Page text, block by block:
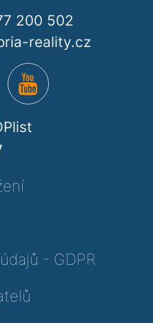
200 502
reality.cz
- GDPR